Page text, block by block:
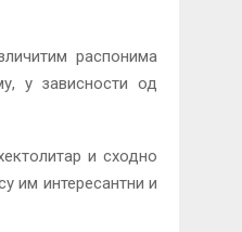
распонима
у зависности од
и сходно
им интересантни и